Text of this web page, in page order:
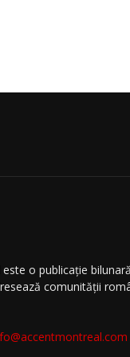
o publicație
comunităţii